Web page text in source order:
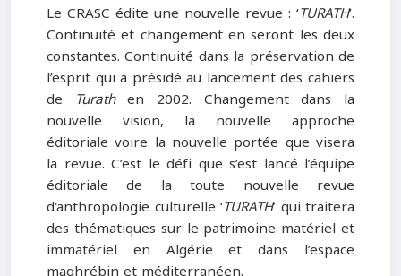
Le CRASC édite une nouvelle revue : ‘TURATH’.
Continuité et changement en seront les deux
constantes. Continuité dans la préservation de
l’esprit qui a présidé au lancement des cahiers
de Turathen 2002. Changement dans la
nouvelle vision, la nouvelle approche
éditoriale voire la nouvelle portée que visera
la revue. C’est le défi que s’est lancé l’équipe
éditoriale de la toute nouvelle revue
d'anthropologie culturelle ‘TURATH’ qui traitera
des thématiques sur le patrimoine matériel et
immatériel en Algérie et dans l’espace